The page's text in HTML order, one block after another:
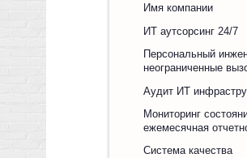
Имя компании
ИТ аутсорсинг 24/7
Персональный
неограниченные
Аудит ИТ
Мониторинг
ежемесячная
Система качества